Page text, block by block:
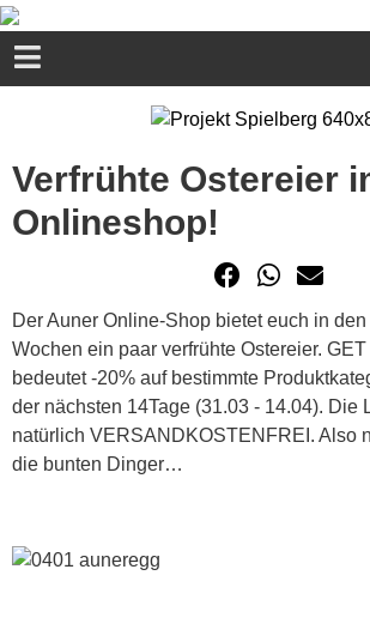
Verfrühte Ostereier
Onlineshop!
Der Auner Online-Shop bietet euch in
Wochen ein paar verfrühte Ostereier.
bedeutet -20% auf bestimmte
der nächsten 14Tage (31.03 - 14.04). Die
natürlich VERSANDKOSTENFREI. Also
die bunten Dinger…